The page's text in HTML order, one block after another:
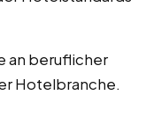
an beruflicher
Hotelbranche.